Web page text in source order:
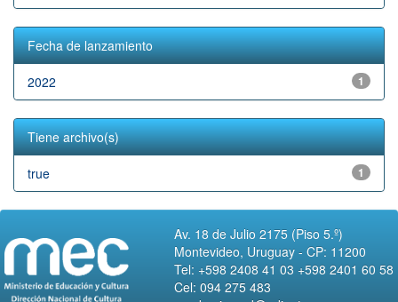
Fecha de lanzamiento
1
2022
Tiene archivo(s)
1
true
Av. 18 de Julio 2175 (Piso 5.º)
Montevideo, Uruguay - CP: 11200
Tel: +598 2408 41 03 +598 2401 60 58
Cel: 094 275 483